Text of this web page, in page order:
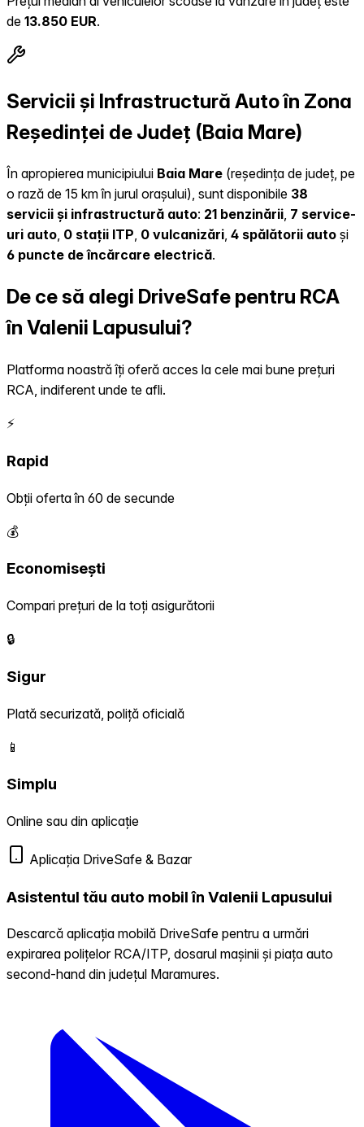
de 13.850 EUR.
Servicii și Infrastructură Auto în Zona
Reședinței de Județ (Baia Mare)
În apropierea municipiului Baia Mare (reședința de județ, pe
o rază de 15 km în jurul orașului), sunt disponibile 38
servicii și infrastructură auto: 21 benzinării, 7 service-
uri auto, 0 stații ITP, 0 vulcanizări, 4 spălătorii auto și
6 puncte de încărcare electrică.
De ce să alegi DriveSafe pentru RCA
în Valenii Lapusului?
Platforma noastră îți oferă acces la cele mai bune prețuri
RCA, indiferent unde te afli.
⚡
Rapid
Obții oferta în 60 de secunde
💰
Economisești
Compari prețuri de la toți asigurătorii
🔒
Sigur
Plată securizată, poliță oficială
📱
Simplu
Online sau din aplicație
Aplicația DriveSafe & Bazar
Asistentul tău auto mobil în Valenii Lapusului
Descarcă aplicația mobilă DriveSafe pentru a urmări
expirarea polițelor RCA/ITP, dosarul mașinii și piața auto
second-hand din județul Maramures.